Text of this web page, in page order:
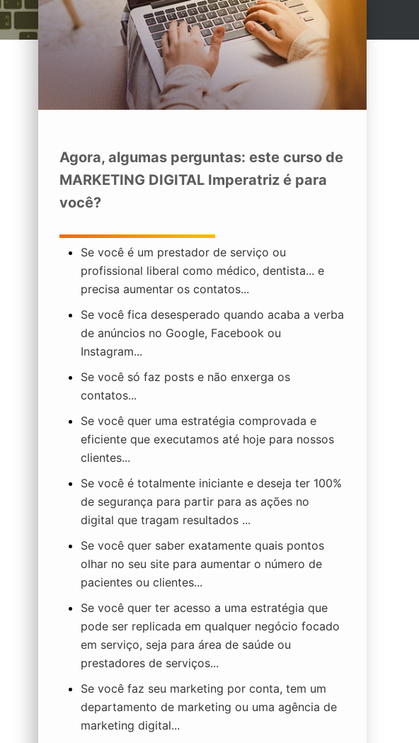
Agora, algumas perguntas: este curso de
MARKETING DIGITAL Imperatriz é para
você?
Se você é um prestador de serviço ou
profissional liberal como médico, dentista... e
precisa aumentar os contatos...
Se você fica desesperado quando acaba a verba
de anúncios no Google, Facebook ou
Instagram...
Se você só faz posts e não enxerga os
contatos...
Se você quer uma estratégia comprovada e
eficiente que executamos até hoje para nossos
clientes...
Se você é totalmente iniciante e deseja ter 100%
de segurança para partir para as ações no
digital que tragam resultados ...
Se você quer saber exatamente quais pontos
olhar no seu site para aumentar o número de
pacientes ou clientes...
Se você quer ter acesso a uma estratégia que
pode ser replicada em qualquer negócio focado
em serviço, seja para área de saúde ou
prestadores de serviços...
Se você faz seu marketing por conta, tem um
departamento de marketing ou uma agência de
marketing digital...